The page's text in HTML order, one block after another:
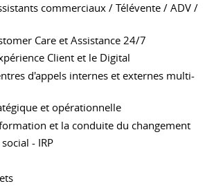
commerciaux / Télévente / ADV /
Care et Assistance 24/7
Client et le Digital
d'appels internes et externes multi-
et opérationnelle
et la conduite du changement
- IRP